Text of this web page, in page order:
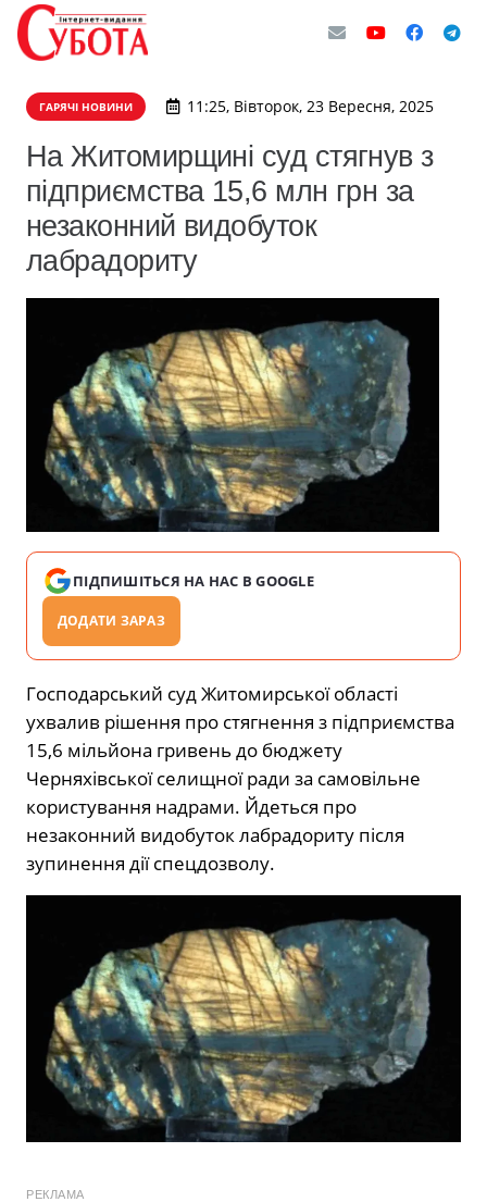
ГАРЯЧІ НОВИНИ 11:25, Вівторок, 23 Вересня, 2025
На Житомирщині суд стягнув з
підприємства 15,6 млн грн за
незаконний видобуток
лабрадориту
ПІДПИШІТЬСЯ НА НАС В GOOGLE
ДОДАТИ ЗАРАЗ
Господарський суд Житомирської області
ухвалив рішення про стягнення з підприємства
15,6 мільйона гривень до бюджету
Черняхівської селищної ради за самовільне
користування надрами. Йдеться про
незаконний видобуток лабрадориту після
зупинення дії спецдозволу.
РЕКЛАМА